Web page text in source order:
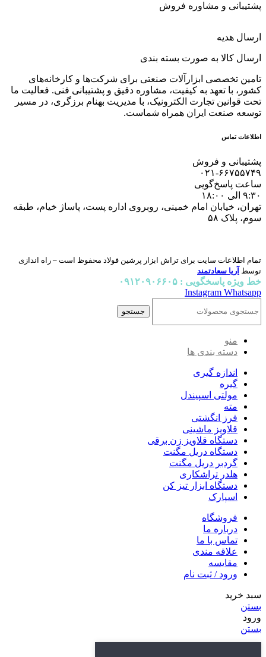
پشتیبانی و مشاوره فروش
ارسال هدیه
ارسال کالا به صورت بسته بندی
تامین تخصصی ابزارآلات صنعتی برای شرکت‌ها و کارخانه‌های
کشور، با تعهد به کیفیت، مشاوره دقیق و پشتیبانی فنی. فعالیت ما
تحت قوانین تجارت الکترونیک، با مدیریت بهنام برزگری، در مسیر
توسعه صنعت ایران همراه شماست.
اطلاعات تماس
پشتیبانی و فروش
۰۲۱-۶۶۷۵۵۷۴۹
ساعت پاسخ‌گویی
۹:۳۰ الی ۱۸:۰۰
تهران، خیابان امام خمینی، روبروی اداره پست، پاساژ خیام، طبقه
سوم، پلاک ۵۸
تمام اطلاعات سایت برای تراش ابزار پرشین فولاد محفوظ است – راه اندازی
توسط آریا سعادتمند
خط ویژه پاسخگویی : ۰۹۱۲۰۹۰۶۶۰۵
Instagram Whatsapp
جستجو
منو
دسته بندی ها
اندازه گیری
گیره
مولتی اسپیندل
مته
فرز انگشتی
قلاویز ماشینی
دستگاه قلاویز زن برقی
دستگاه دریل مگنت
گردبر دریل مگنت
هلدر تراشکاری
دستگاه ابزار تیز کن
اسپارک
فروشگاه
درباره ما
تماس با ما
علاقه مندی
مقایسه
ورود / ثبت نام
سبد خرید
بستن
ورود
بستن